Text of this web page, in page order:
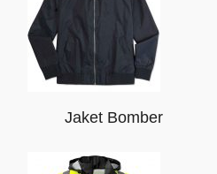
Jaket Bomber